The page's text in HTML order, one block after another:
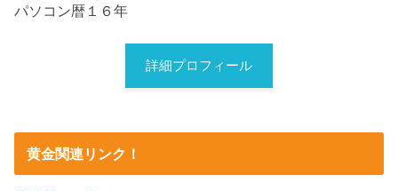
パソコン暦１６年
詳細プロフィール
黄金関連リンク！